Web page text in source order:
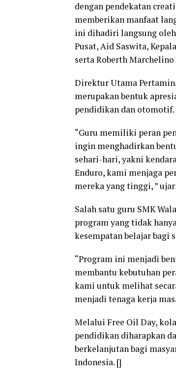
dengan pendekatan
memberikan manfaat
ini dihadiri langsung
Pusat, Aid Saswita,
serta Roberth
Direktur Utama
merupakan bentuk
pendidikan dan otomotif.
“Guru memiliki peran
ingin menghadirkan
sehari-hari, yakni
Enduro, kami menjaga
mereka yang tinggi, ”
Salah satu guru SMK
program yang tidak
kesempatan belajar bagi
“Program ini menjadi
membantu kebutuhan
kami untuk melihat
menjadi tenaga kerja
Melalui Free Oil Day,
pendidikan diharapkan
berkelanjutan bagi
Indonesia. []